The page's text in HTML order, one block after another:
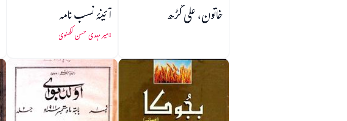
خاتون، علی گڑھ آئینۂ نسب نامہ
میر مہدی حسن لکھنوی